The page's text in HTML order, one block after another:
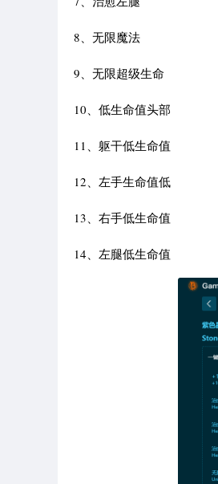
8、无限魔法
9、无限超级生命
10、低生命值头部
11、躯干低生命值
12、左手生命值低
13、右手低生命值
14、左腿低生命值